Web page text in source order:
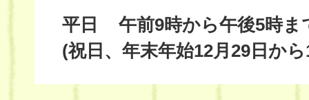
平日
午前9時から午後5時ま
(祝日、年末年始12月29日か